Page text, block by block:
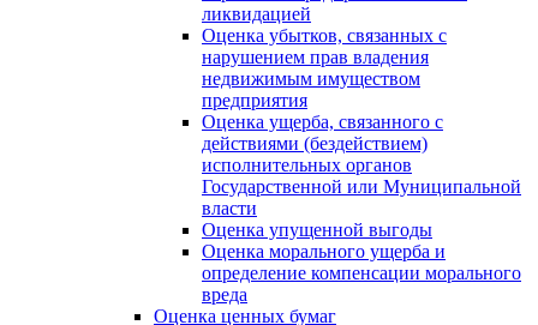
ликвидацией
Оценка убытков, связанных с
нарушением прав владения
недвижимым имуществом
предприятия
Оценка ущерба, связанного с
действиями (бездействием)
исполнительных органов
Государственной или Муниципальной
власти
Оценка упущенной выгоды
Оценка морального ущерба и
определение компенсации морального
вреда
Оценка ценных бумаг